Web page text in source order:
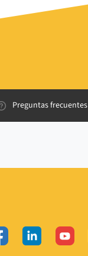
Preguntas frecuentes